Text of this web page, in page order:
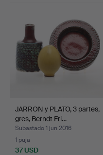
JARRON y PLATO, 3 partes,
gres, Berndt Fri…
Subastado 1 jun 2016
1 puja
37 USD